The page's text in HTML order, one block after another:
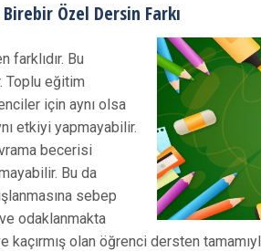
Özel Dersin Farkı
farklıdır. Bu
Toplu eğitim
için aynı olsa
etkiyi yapmayabilir.
becerisi
Bu da
sebep
odaklanmakta
kaçırmış olan öğrenci dersten